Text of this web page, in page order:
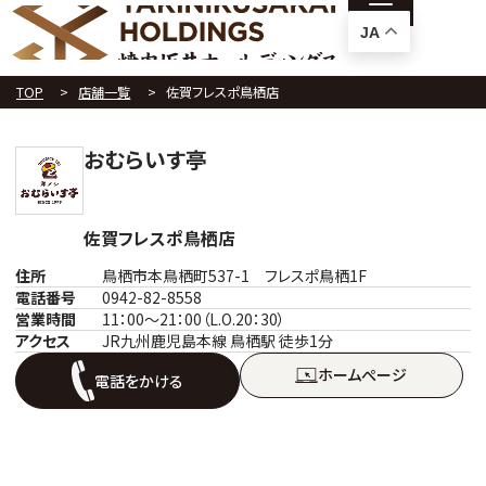
TOP 店舗一覧 佐賀フレスポ鳥栖店
おむらいす亭
佐賀フレスポ鳥栖店
住所
鳥栖市本鳥栖町537-1 フレスポ鳥栖1F
電話番号
0942-82-8558
営業時間
11：00～21：00（L.O.20：30）
アクセス
JR九州鹿児島本線 鳥栖駅 徒歩1分
電話をかける
ホームぺージ
JA